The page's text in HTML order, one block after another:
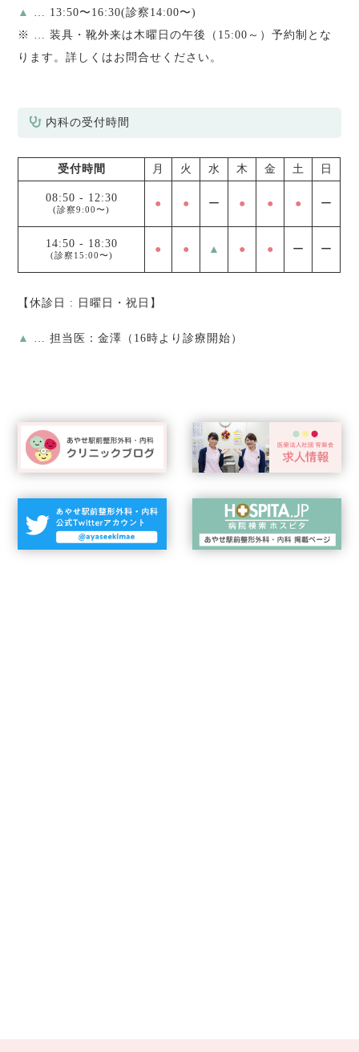
▲
… 13:50〜16:30(診察14:00〜)
※ … 装具・靴外来は木曜日の午後（15:00～）予約制とな
ります。詳しくはお問合せください。
内科の受付時間
受付時間 月 火 水 木 金 土 日
08:50 - 12:30
(診察9:00〜) ● ● ー ● ● ● ー
14:50 - 18:30
(診察15:00〜) ● ● ▲ ● ● ー ー
【休診日 : 日曜日・祝日】
▲ … 担当医：金澤（16時より診療開始）